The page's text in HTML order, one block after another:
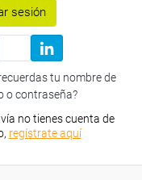
sesión
tu nombre de
o contraseña?
no tienes cuenta de
regístrate aquí